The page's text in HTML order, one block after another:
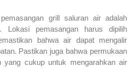
grill saluran air adalah
Lokasi pemasangan harus dipilih
bahwa air dapat mengalir
Pastikan juga bahwa permukaan
yang cukup untuk mengarahkan air